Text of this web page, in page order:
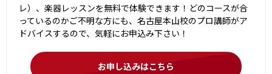
レ）、楽器レッスンを無料で体験できます！どのコースが合
っているのかご不明な方にも、名古屋本山校のプロ講師がア
ドバイスするので、気軽にお申込み下さい！
お申し込みはこちら